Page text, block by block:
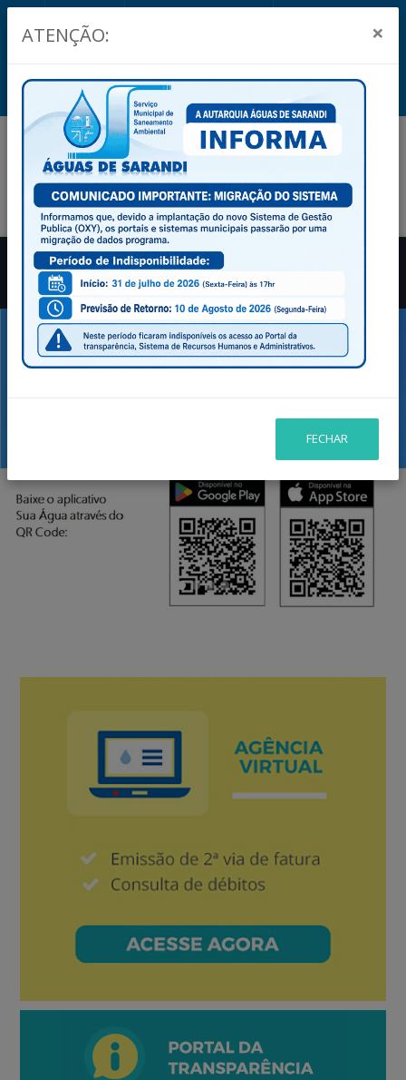
Telefone (44) 3264-4870 - Whatsapp Atendimento (44)99138-
9804 - Whatsapp Leitura (44) 99142-4146
Next
ATENÇÃO: ×
FECHAR